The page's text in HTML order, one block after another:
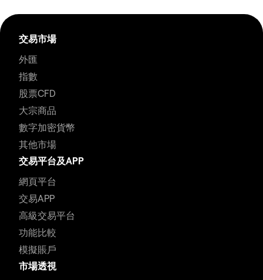
交易市場
外匯
指數
股票CFD
大宗商品
數字加密貨幣
其他市場
交易平台及APP
網頁平台
交易APP
高級交易平台
功能比較
模擬賬戶
市場透視